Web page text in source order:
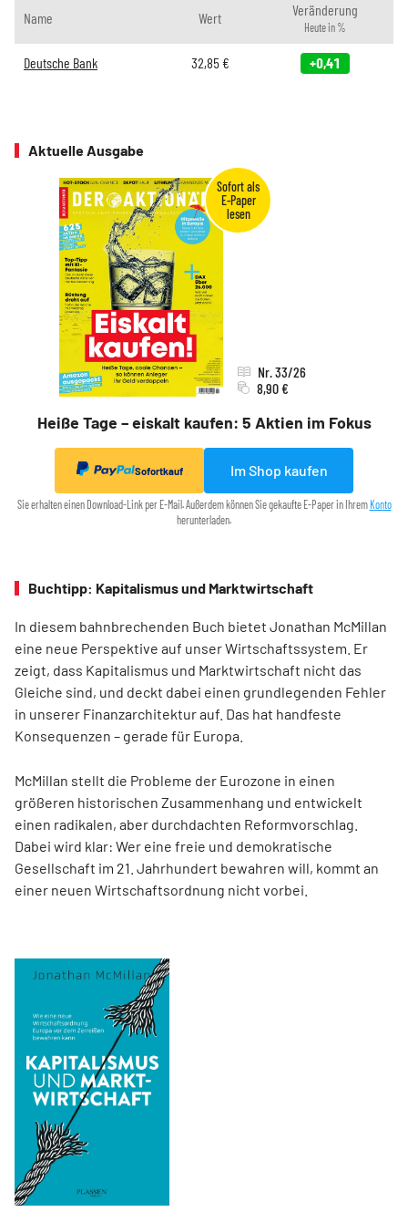
Name Wert Veränderung
Heute in %
Deutsche Bank 32,85€ +0,41
Aktuelle Ausgabe
Heiße Tage – eiskalt kaufen: 5 Aktien im Fokus
Nr. 33/26
8,90 €
Sofortkauf Im Shop kaufen
Sie erhalten einen Download-Link per E-Mail. Außerdem können Sie gekaufte E-Paper in Ihrem Konto
herunterladen.
Buchtipp: Kapitalismus und Marktwirtschaft
In diesem bahnbrechenden Buch bietet Jonathan McMillan
eine neue Perspektive auf unser Wirtschaftssystem. Er
zeigt, dass Kapitalismus und Marktwirtschaft nicht das
Gleiche sind, und deckt dabei einen grundlegenden Fehler
in unserer Finanzarchitektur auf. Das hat handfeste
Konsequenzen – gerade für Europa.
McMillan stellt die Probleme der Eurozone in einen
größeren historischen Zusammenhang und entwickelt
einen radikalen, aber durchdachten Reformvorschlag.
Dabei wird klar: Wer eine freie und demokratische
Gesellschaft im 21. Jahrhundert bewahren will, kommt an
einer neuen Wirtschaftsordnung nicht vorbei.